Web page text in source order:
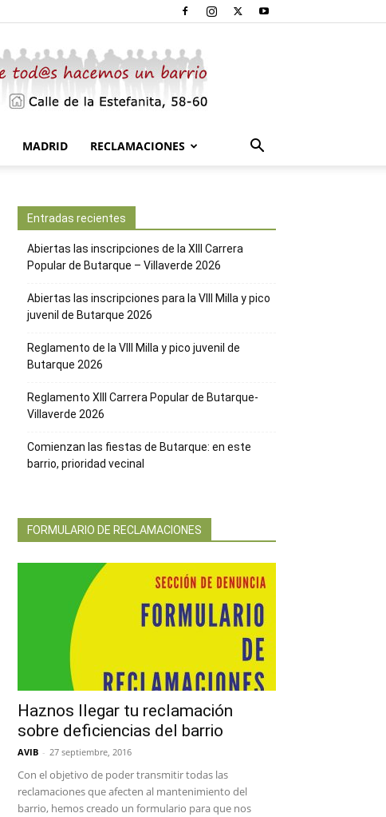
MADRID RECLAMACIONES
Entradas recientes
Abiertas las inscripciones de la XIII Carrera
Popular de Butarque – Villaverde 2026
Abiertas las inscripciones para la VIII Milla y pico
juvenil de Butarque 2026
Reglamento de la VIII Milla y pico juvenil de
Butarque 2026
Reglamento XIII Carrera Popular de Butarque-
Villaverde 2026
Comienzan las fiestas de Butarque: en este
barrio, prioridad vecinal
FORMULARIO DE RECLAMACIONES
Haznos llegar tu reclamación
sobre deficiencias del barrio
AVIB - 27 septiembre, 2016
Con el objetivo de poder transmitir todas las
reclamaciones que afecten al mantenimiento del
barrio, hemos creado un formulario para que nos